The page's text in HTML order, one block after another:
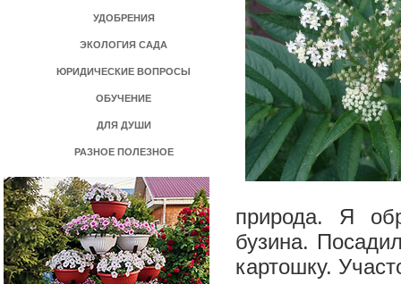
УДОБРЕНИЯ
ЭКОЛОГИЯ САДА
ЮРИДИЧЕСКИЕ ВОПРОСЫ
ОБУЧЕНИЕ
ДЛЯ ДУШИ
РАЗНОЕ ПОЛЕЗНОЕ
природа. Я
бузина.
картошку.